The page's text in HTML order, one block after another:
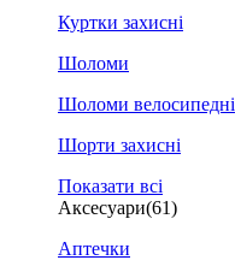
Куртки захисні
Шоломи
Шоломи велосипедні
Шорти захисні
Показати всі
Аксесуари(61)
Аптечки